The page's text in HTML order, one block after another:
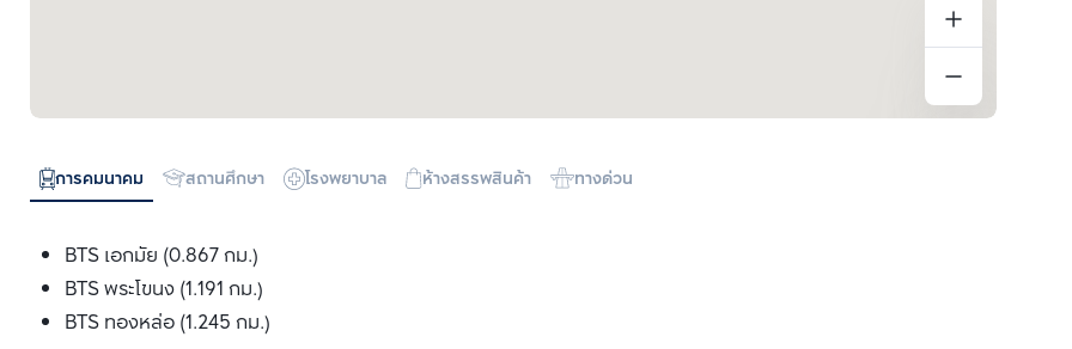
การคมนาคม สถานศึกษา โรงพยาบาล ห้างสรรพสินค้า ทางด่วน
BTS เอกมัย (0.867 กม.)
BTS พระโขนง (1.191 กม.)
BTS ทองหล่อ (1.245 กม.)